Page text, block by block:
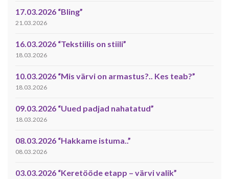
17.03.2026 “Bling”
21.03.2026
16.03.2026 “Tekstiilis on stiili”
18.03.2026
10.03.2026 “Mis värvi on armastus?.. Kes teab?”
18.03.2026
09.03.2026 “Uued padjad nahatatud”
18.03.2026
08.03.2026 “Hakkame istuma..”
08.03.2026
03.03.2026 “Keretööde etapp – värvi valik”